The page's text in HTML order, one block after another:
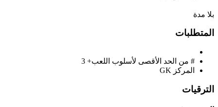
بلا مدة
المتطلبات
# من الحد الأقصى لأسلوب اللعب+
المركز
الترقيات